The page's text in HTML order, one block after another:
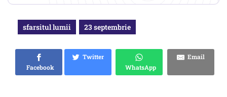
sfarsitul lumii 23 septembrie
Facebook
Twitter
WhatsApp
Email